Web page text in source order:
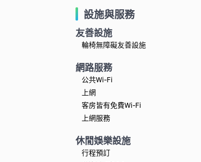
設施與服務
友善設施
輪椅無障礙友善設施
網路服務
公共Wi-Fi
上網
客房皆有免費Wi-Fi
上網服務
休閒娛樂設施
行程預訂